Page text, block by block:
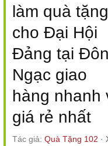
làm quà tặng
cho Đại Hội
Đảng tại
Ngạc giao
hàng nhanh
giá rẻ nhất
Tác giả: Quà Tặng 102 ·